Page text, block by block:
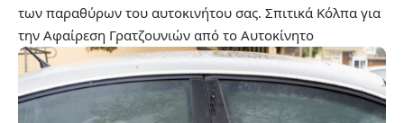
των παραθύρων του αυτοκινήτου σας. Σπιτικά Κόλπα για
την Αφαίρεση Γρατζουνιών από το Αυτοκίνητο